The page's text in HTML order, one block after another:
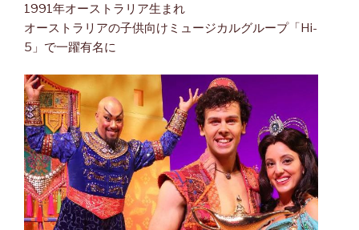
1991年オーストラリア生まれ
オーストラリアの子供向けミュージカルグループ「Hi-
5」で一躍有名に